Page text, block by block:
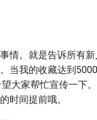
情。就是告诉所有
当我的收藏达到
大家帮忙宣传一下
时间提前哦。